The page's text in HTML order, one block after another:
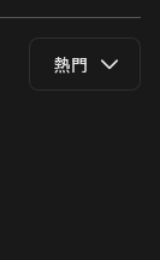
熱門